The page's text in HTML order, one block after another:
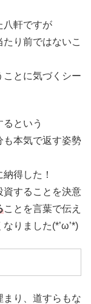
八軒ですが
り前ではないこ
とに気づくシー
という
も本気で返す姿勢
得した！
資することを決意
ことを言葉で伝え
りました(*’ω’*)
り、道すらもな